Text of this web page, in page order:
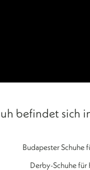
befindet sich
Budapester Schuhe
Derby-Schuhe für